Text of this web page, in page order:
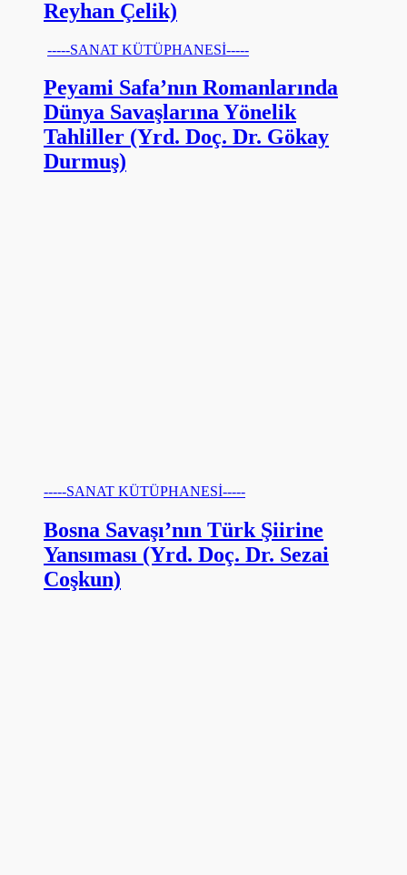
Reyhan Çelik)
-----SANAT KÜTÜPHANESİ-----
Peyami Safa’nın Romanlarında
Dünya Savaşlarına Yönelik
Tahliller (Yrd. Doç. Dr. Gökay
Durmuş)
-----SANAT KÜTÜPHANESİ-----
Bosna Savaşı’nın Türk Şiirine
Yansıması (Yrd. Doç. Dr. Sezai
Coşkun)